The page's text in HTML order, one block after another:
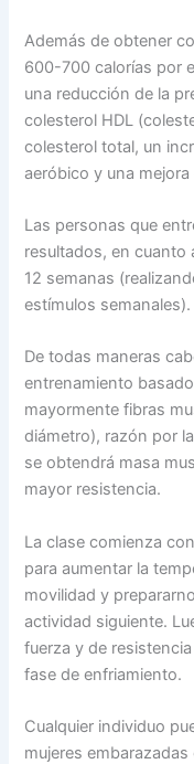
Además de obtener
600-700 calorías por
una reducción de la
colesterol HDL
colesterol total, un
aeróbico y una
Las personas que
resultados, en cuanto
12 semanas
estímulos semanales).
De todas maneras
entrenamiento
mayormente fibras
diámetro), razón por
se obtendrá masa
mayor resistencia.
La clase comienza
para aumentar la
movilidad y
actividad siguiente.
fuerza y de
fase de enfriamiento.
Cualquier individuo
mujeres